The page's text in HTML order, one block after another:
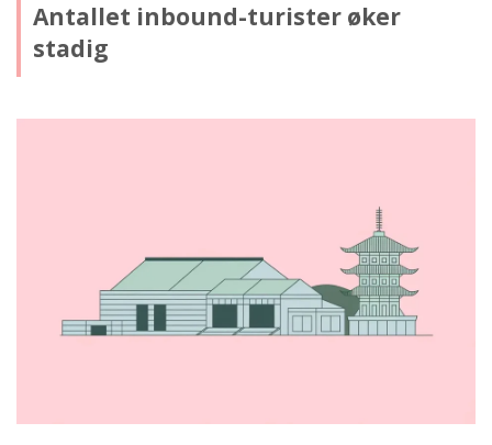
Antallet inbound-turister øker
stadig